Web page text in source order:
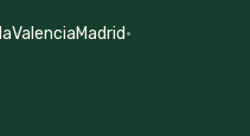
ValenciaMadrid·